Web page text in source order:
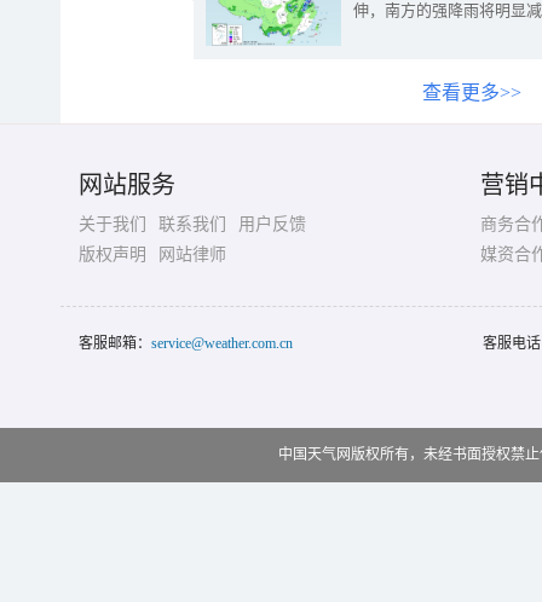
伸，南方的强降雨将明显
查看更多>>
网站服务
关于我们 联系我们
用户反馈
版权声明
网站律师
营销
商务合
媒资合
客服邮箱： service@weather.com.cn 客服电
中国天气网版权所有，未经书面授权